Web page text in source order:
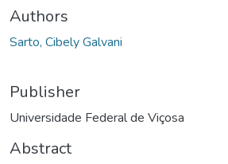
Authors
Sarto, Cibely Galvani
Publisher
Universidade Federal de Viçosa
Abstract